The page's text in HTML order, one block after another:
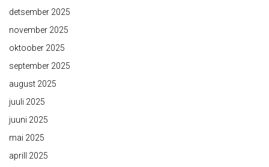
detsember 2025
november 2025
oktoober 2025
september 2025
august 2025
juuli 2025
juuni 2025
mai 2025
aprill 2025